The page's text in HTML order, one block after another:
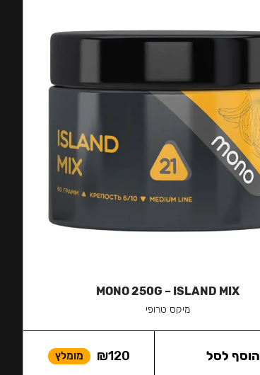
MONO 250G – ISLAND MIX
מיקס טרופי
₪120 מומלץ הוסף לסל